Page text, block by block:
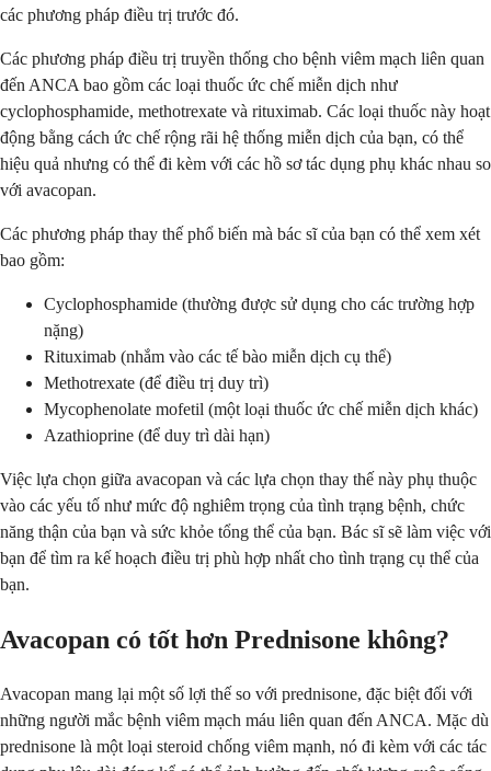
các phương pháp điều trị trước đó.
Các phương pháp điều trị truyền thống cho bệnh viêm mạch liên quan
đến ANCA bao gồm các loại thuốc ức chế miễn dịch như
cyclophosphamide, methotrexate và rituximab. Các loại thuốc này hoạt
động bằng cách ức chế rộng rãi hệ thống miễn dịch của bạn, có thể
hiệu quả nhưng có thể đi kèm với các hồ sơ tác dụng phụ khác nhau so
với avacopan.
Các phương pháp thay thế phổ biến mà bác sĩ của bạn có thể xem xét
bao gồm:
Cyclophosphamide (thường được sử dụng cho các trường hợp
nặng)
Rituximab (nhắm vào các tế bào miễn dịch cụ thể)
Methotrexate (để điều trị duy trì)
Mycophenolate mofetil (một loại thuốc ức chế miễn dịch khác)
Azathioprine (để duy trì dài hạn)
Việc lựa chọn giữa avacopan và các lựa chọn thay thế này phụ thuộc
vào các yếu tố như mức độ nghiêm trọng của tình trạng bệnh, chức
năng thận của bạn và sức khỏe tổng thể của bạn. Bác sĩ sẽ làm việc với
bạn để tìm ra kế hoạch điều trị phù hợp nhất cho tình trạng cụ thể của
bạn.
Avacopan có tốt hơn Prednisone không?
Avacopan mang lại một số lợi thế so với prednisone, đặc biệt đối với
những người mắc bệnh viêm mạch máu liên quan đến ANCA. Mặc dù
prednisone là một loại steroid chống viêm mạnh, nó đi kèm với các tác